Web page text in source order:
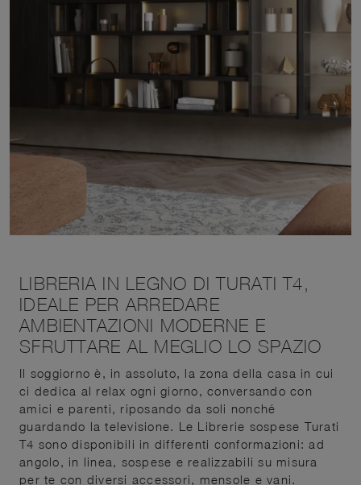
LIBRERIA IN LEGNO DI TURATI T4,
IDEALE PER ARREDARE
AMBIENTAZIONI MODERNE E
SFRUTTARE AL MEGLIO LO SPAZIO
Il soggiorno è, in assoluto, la zona della casa in cui
ci dedica al relax ogni giorno, conversando con
amici e parenti, riposando da soli nonché
guardando la televisione. Le Librerie sospese Turati
T4 sono disponibili in differenti conformazioni: ad
angolo, in linea, sospese e realizzabili su misura
per te con diversi accessori, mensole e vani.